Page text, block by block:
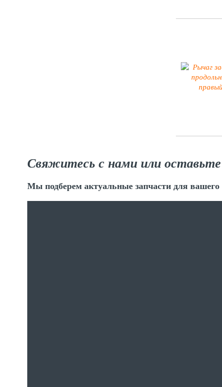
Свяжитесь с нами или оставьте
Мы подберем актуальные запчасти для вашего